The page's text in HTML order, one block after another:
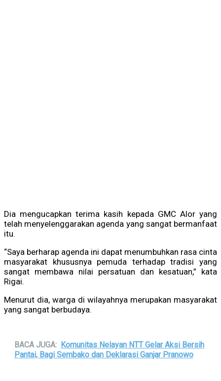
Dia mengucapkan terima kasih kepada GMC Alor yang
telah menyelenggarakan agenda yang sangat bermanfaat
itu.
“Saya berharap agenda ini dapat menumbuhkan rasa cinta
masyarakat khususnya pemuda terhadap tradisi yang
sangat membawa nilai persatuan dan kesatuan,” kata
Rigai.
Menurut dia, warga di wilayahnya merupakan masyarakat
yang sangat berbudaya.
BACA JUGA: Komunitas Nelayan NTT Gelar Aksi Bersih
Pantai, Bagi Sembako dan Deklarasi Ganjar Pranowo